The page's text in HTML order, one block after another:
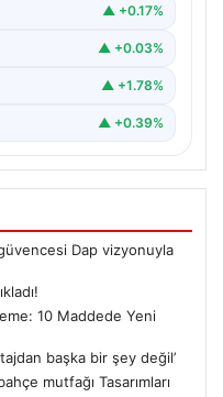
▲ +0.17%
▲ +0.03%
▲ +1.78%
▲ +0.39%
Dap vizyonuyla
10 Maddede Yeni
başka bir şey değil’
mutfağı Tasarımları